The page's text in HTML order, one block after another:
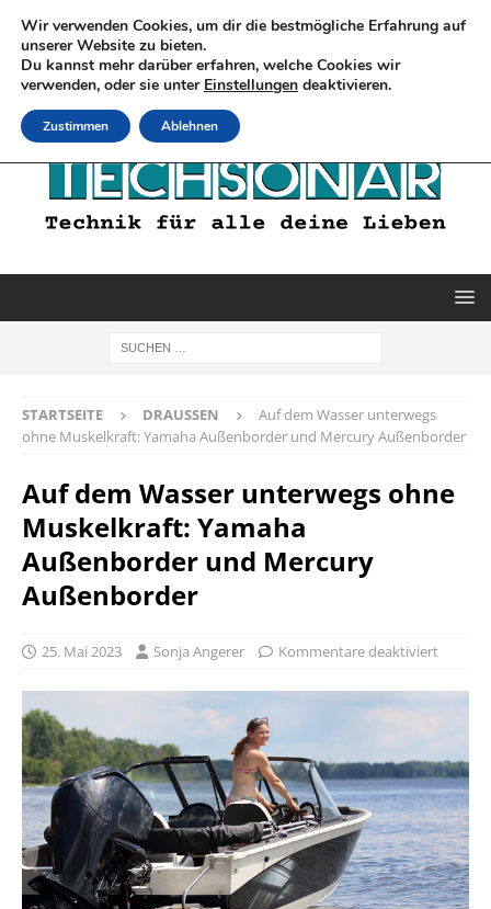
STARTSEITE DRAUSSEN
Auf dem Wasser unterwegs
ohne Muskelkraft: Yamaha Außenborder und Mercury Außenborder
Auf dem Wasser unterwegs ohne
Muskelkraft: Yamaha
Außenborder und Mercury
Außenborder
25. Mai 2023 Sonja Angerer Kommentare deaktiviert
Wir verwenden Cookies, um dir die bestmögliche Erfahrung auf
unserer Website zu bieten.
Du kannst mehr darüber erfahren, welche Cookies wir
verwenden, oder sie unter Einstellungen deaktivieren.
Zustimmen Ablehnen